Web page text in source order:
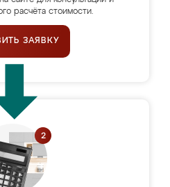
расчёта стоимости.
ЗАЯВКУ